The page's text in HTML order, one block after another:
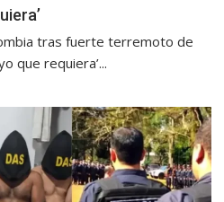
tras fuerte terremoto de
que requiera’...